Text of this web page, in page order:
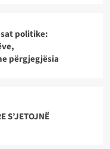
politike:
përgjegjësia
S’JETOJNË